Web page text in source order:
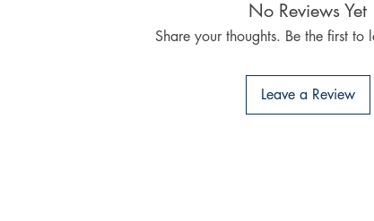
No Reviews Yet
Share your thoughts. Be the first to
Leave a Review